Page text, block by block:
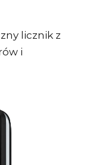
licznik z
i